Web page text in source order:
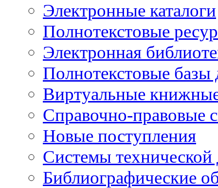
Электронные каталоги
Полнотекстовые
Электронная
Полнотекстовые
Виртуальные
Справочно-правовые
Новые поступления
Cистемы
Библиографические